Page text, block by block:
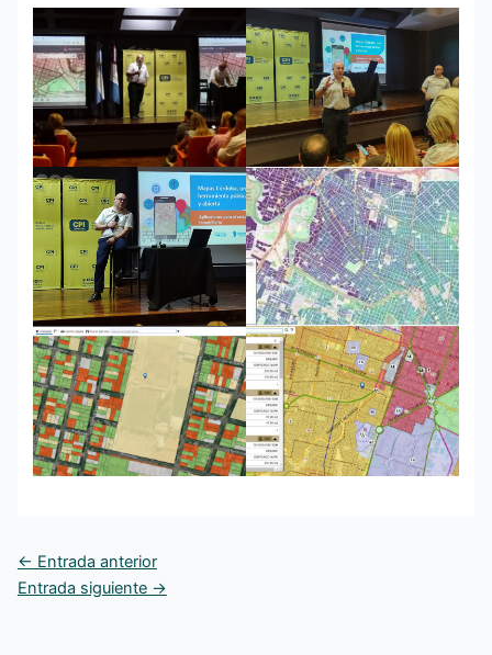
← Entrada anterior
Entrada siguiente →